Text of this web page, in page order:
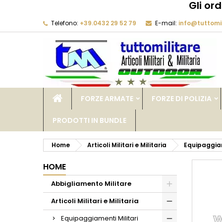
Gli
Telefono: +39.0432 29 52 79 E-mail:
FORZE ARMATE FORZE DI POLIZIA
PRODOTTI IN BUNDLE
Home Articoli Militari e Militaria
HOME
Abbigliamento Militare
Articoli Militari e Militaria
Equipaggiamenti Militari